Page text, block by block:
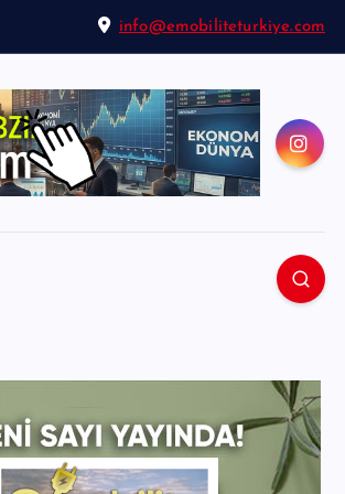
info@emobiliteturkiye.com